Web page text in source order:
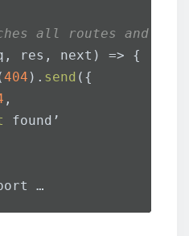
all routes and all
res, next ) => {
404 ). send ({
,
found’
…